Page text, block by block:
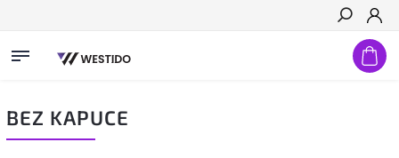
Hledat
BEZ KAPUCE